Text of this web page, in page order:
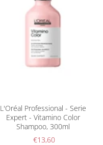
L'Oréal Professional - Serie
Expert - Vitamino Color
Shampoo, 300ml
€13,60